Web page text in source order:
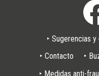
página
‣ Sugerencias
‣ Contacto
‣
‣ Medidas anti-